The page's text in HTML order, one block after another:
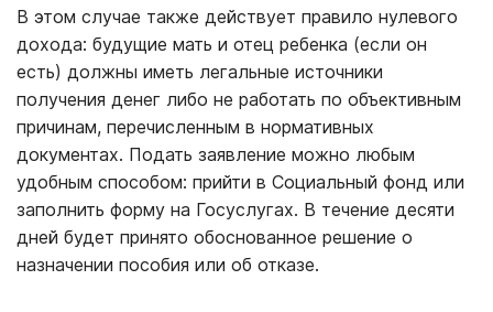
В этом случае также действует правило нулевого
дохода: будущие мать и отец ребенка (если он
есть) должны иметь легальные источники
получения денег либо не работать по объективным
причинам, перечисленным в нормативных
документах. Подать заявление можно любым
удобным способом: прийти в Социальный фонд или
заполнить форму на Госуслугах. В течение десяти
дней будет принято обоснованное решение о
назначении пособия или об отказе.